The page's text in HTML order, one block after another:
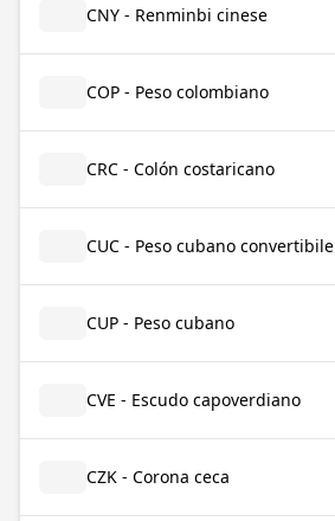
CNY - Renminbi cinese
COP - Peso colombiano
CRC - Colón costaricano
CUC - Peso cubano convertibile
CUP - Peso cubano
CVE - Escudo capoverdiano
CZK - Corona ceca